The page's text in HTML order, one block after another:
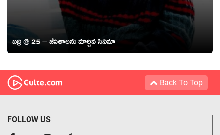
బద్రి @ 25 – జీవితాలను మార్చిన సినిమా
Back To Top
FOLLOW US